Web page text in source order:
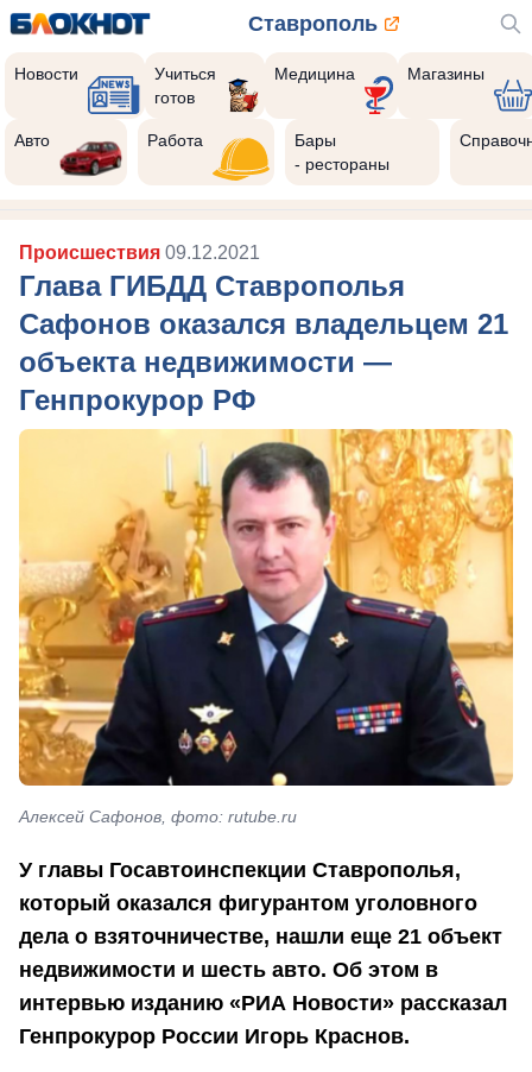
Ставрополь
Новости
Учиться
готов
Медицина Магазины
Авто Работа
Бары
- рестораны
Происшествия 09.12.2021
Глава ГИБДД Ставрополья
Сафонов оказался владельцем 21
объекта недвижимости —
Генпрокурор РФ
Алексей Сафонов, фото: rutube.ru
У главы Госавтоинспекции Ставрополья,
который оказался фигурантом уголовного
дела о взяточничестве, нашли еще 21 объект
недвижимости и шесть авто. Об этом в
интервью изданию «РИА Новости» рассказал
Генпрокурор России Игорь Краснов.